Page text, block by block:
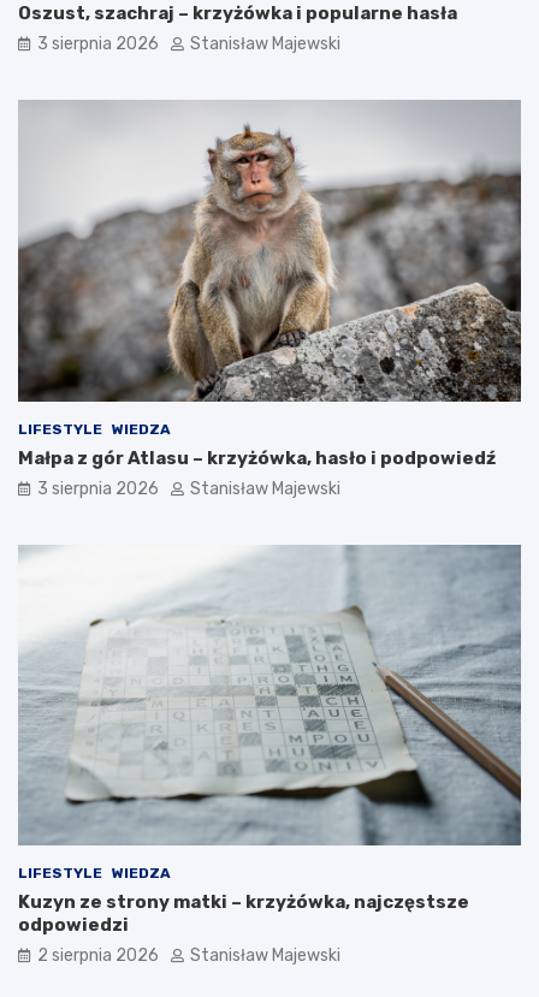
Oszust, szachraj – krzyżówka i popularne hasła
3 sierpnia 2026 Stanisław Majewski
LIFESTYLE WIEDZA
Małpa z gór Atlasu – krzyżówka, hasło i podpowiedź
3 sierpnia 2026 Stanisław Majewski
LIFESTYLE WIEDZA
Kuzyn ze strony matki – krzyżówka, najczęstsze
odpowiedzi
2 sierpnia 2026 Stanisław Majewski